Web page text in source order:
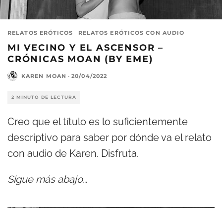
RELATOS ERÓTICOS RELATOS ERÓTICOS CON AUDIO
MI VECINO Y EL ASCENSOR –
CRÓNICAS MOAN (BY EME)
KAREN MOAN · 20/04/2022
2 MINUTO DE LECTURA
Creo que el título es lo suficientemente
descriptivo para saber por dónde va el relato
con audio de Karen. Disfruta.
Sigue más abajo…